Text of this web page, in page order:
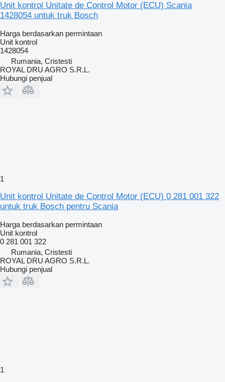
Unit kontrol Unitate de Control Motor (ECU) Scania
1428054 untuk truk Bosch
Harga berdasarkan permintaan
Unit kontrol
1428054
Rumania, Cristesti
ROYAL DRU AGRO S.R.L.
Hubungi penjual
1
Unit kontrol Unitate de Control Motor (ECU) 0 281 001 322
untuk truk Bosch pentru Scania
Harga berdasarkan permintaan
Unit kontrol
0 281 001 322
Rumania, Cristesti
ROYAL DRU AGRO S.R.L.
Hubungi penjual
1